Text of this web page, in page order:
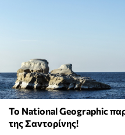
Το National Geographic
της Σαντορίνης!